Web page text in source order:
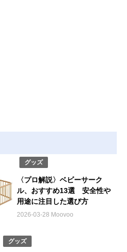
グッズ
〈プロ解説〉ベビーサーク
ル、おすすめ13選 安全性や
用途に注目した選び方
2026-03-28 Moovoo
グッズ